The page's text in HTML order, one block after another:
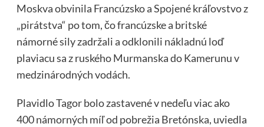
Moskva obvinila Francúzsko a Spojené kráľovstvo z
„pirátstva“ po tom, čo francúzske a britské
námorné sily zadržali a odklonili nákladnú loď
plaviacu sa z ruského Murmanska do Kamerunu v
medzinárodných vodách.
Plavidlo Tagor bolo zastavené v nedeľu viac ako
400 námorných míľ od pobrežia Bretónska, uviedla